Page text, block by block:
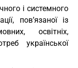
і системного
пов’язаної із
освітніх,
української